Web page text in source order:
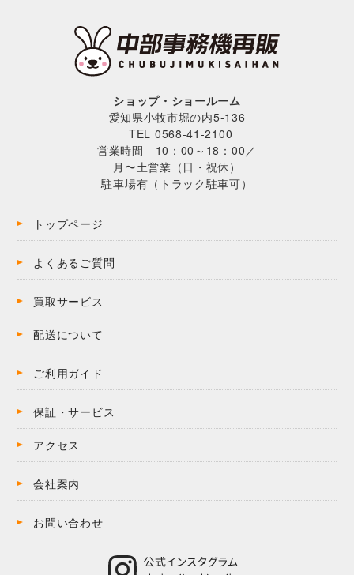
ショップ・ショールーム
愛知県小牧市堀の内5-136
TEL 0568-41-2100
営業時間 10：00～18：00／
月〜土営業（日・祝休）
駐車場有（トラック駐車可）
トップページ
よくあるご質問
買取サービス
配送について
ご利用ガイド
保証・サービス
アクセス
会社案内
お問い合わせ